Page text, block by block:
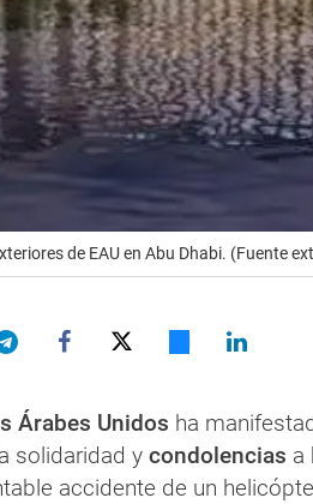
de EAU en Abu Dhabi. (Fuente
Árabes Unidos ha
solidaridad y condolencias a
accidente de un